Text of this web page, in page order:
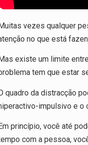
vezes qualquer
no que está
Mas existe um limite
tem que estar
quadro da distracção
impulsivo e o
princípio, você até
com a pessoa,